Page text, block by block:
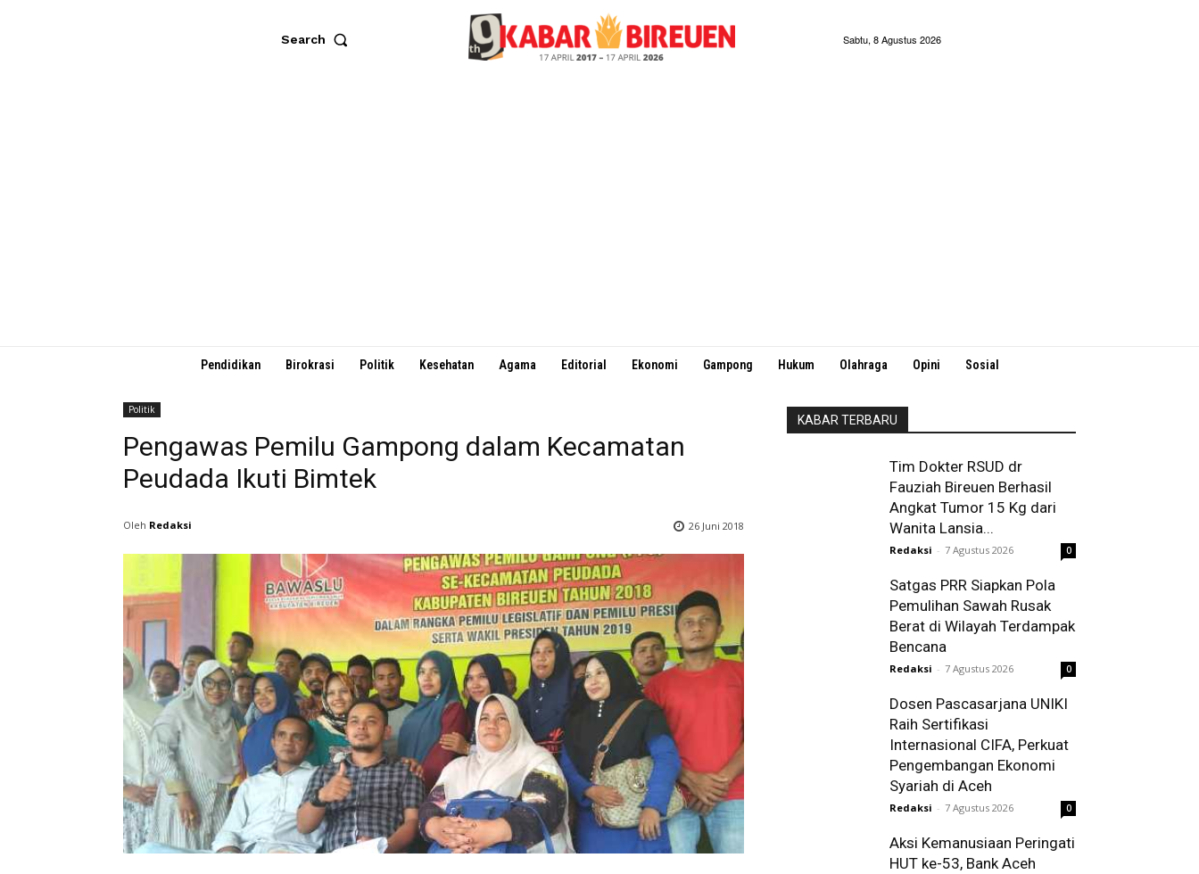
Search Sabtu, 8 Agustus 2026
Pendidikan Birokrasi Politik Kesehatan Agama Editorial Ekonomi Gampong Hukum Olahraga Opini Sosial
Politik
Pengawas Pemilu Gampong dalam Kecamatan
Peudada Ikuti Bimtek
Oleh Redaksi 26 Juni 2018
KABAR TERBARU
Tim Dokter RSUD dr
Fauziah Bireuen Berhasil
Angkat Tumor 15 Kg dari
Wanita Lansia...
Redaksi - 7 Agustus 2026 0
Satgas PRR Siapkan Pola
Pemulihan Sawah Rusak
Berat di Wilayah Terdampak
Bencana
Redaksi - 7 Agustus 2026 0
Dosen Pascasarjana UNIKI
Raih Sertifikasi
Internasional CIFA, Perkuat
Pengembangan Ekonomi
Syariah di Aceh
Redaksi - 7 Agustus 2026 0
Aksi Kemanusiaan Peringati
HUT ke-53, Bank Aceh